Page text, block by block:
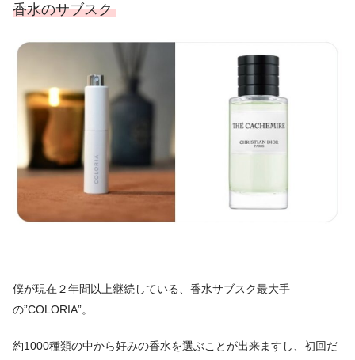
香水のサブスク
僕が現在２年間以上継続している、 香水サブスク最大手
の”COLORIA”。
約1000種類の中から好みの香水を選ぶことが出来ますし、初回だ